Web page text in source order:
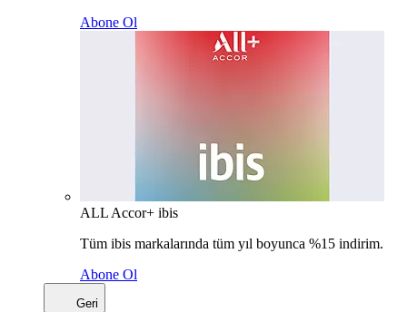
Abone Ol
ALL Accor+ ibis
Tüm ibis markalarında tüm yıl boyunca %15 indirim.
Abone Ol
Geri